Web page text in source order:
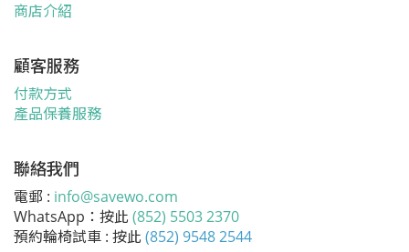
商店介紹
顧客服務
付款方式
產品保養服務
聯絡我們
電郵 : info@savewo.com
WhatsApp：按此 (852) 5503 2370
預約輪椅試車 : 按此 (852) 9548 2544